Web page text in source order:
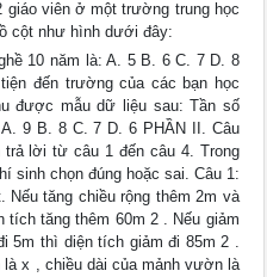
giáo viên ở một trường trung học
cột như hình dưới đây:
10 năm là: A. 5 B. 6 C. 7 D. 8
đến trường của các bạn học
được mẫu dữ liệu sau: Tần số
9 B. 8 C. 7 D. 6 PHẦN II. Câu
lời từ câu 1 đến câu 4. Trong
sinh chọn đúng hoặc sai. Câu 1:
tăng chiều rộng thêm 2m và
tích tăng thêm 60m 2 . Nếu giảm
5m thì diện tích giảm đi 85m 2 .
x , chiều dài của mảnh vườn là